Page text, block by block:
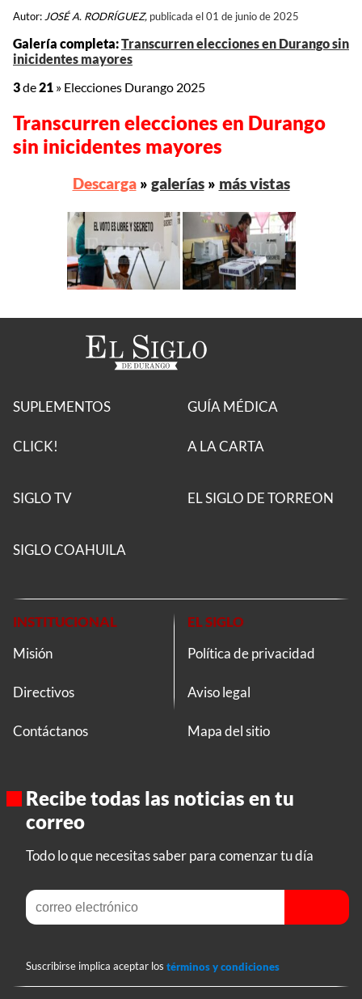
Autor: JOSÉ A. RODRÍGUEZ, publicada el 01 de junio de 2025
Galería completa:Transcurren elecciones en Durango sin
inicidentes mayores
3de21 » Elecciones Durango 2025
Transcurren elecciones en Durango
sin inicidentes mayores
Descarga» galerías» más vistas
SUPLEMENTOS
CLICK!
GUÍA MÉDICA
A LA CARTA
SIGLO TV EL SIGLO DE TORREON
SIGLO COAHUILA
INSTITUCIONAL
Misión
Directivos
Contáctanos
EL SIGLO
Política de privacidad
Aviso legal
Mapa del sitio
Recibe todas las noticias en tu
correo
Todo lo que necesitas saber para comenzar tu día
Suscribirse implica aceptar los términos y condiciones